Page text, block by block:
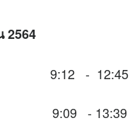
2564
วลา 9:12 - 12:45
วลา 9:09 - 13:39